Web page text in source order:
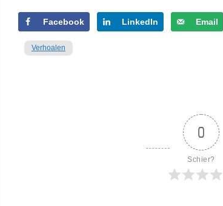
Facebook LinkedIn Email
Verhoalen
0
Schier?